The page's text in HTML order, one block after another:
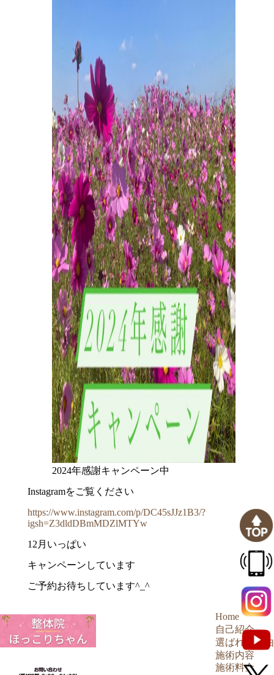
2024年感謝キャンペーン中
Instagramをご覧ください
https://www.instagram.com/p/DC45sJJz1B3/?
igsh=Z3dldDBmMDZlMTYw
12月いっぱい
キャンペーンしています
ご予約お待ちしています^_^
Home
自己紹介
選ばれる理由
施術内容
施術料金